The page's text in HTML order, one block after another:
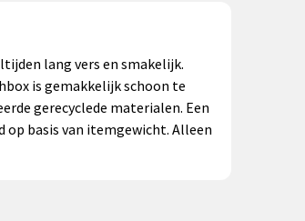
lang vers en smakelijk.
is gemakkelijk schoon te
gerecyclede materialen. Een
basis van itemgewicht. Alleen